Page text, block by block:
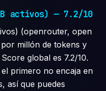
activos) — 7.2/10
(openrouter, open
millón de tokens y
global es 7.2/10.
primero no encaja en
así que puedes